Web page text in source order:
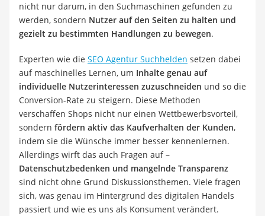
nicht nur darum, in den Suchmaschinen gefunden zu
werden, sondern Nutzer auf den Seiten zu halten und
gezielt zu bestimmten Handlungen zu bewegen.
Experten wie die SEO Agentur Suchhelden setzen dabei
auf maschinelles Lernen, um Inhalte genau auf
individuelle Nutzerinteressen zuzuschneiden und so die
Conversion-Rate zu steigern. Diese Methoden
verschaffen Shops nicht nur einen Wettbewerbsvorteil,
sondern fördern aktiv das Kaufverhalten der Kunden,
indem sie die Wünsche immer besser kennenlernen.
Allerdings wirft das auch Fragen auf –
Datenschutzbedenken und mangelnde Transparenz
sind nicht ohne Grund Diskussionsthemen. Viele fragen
sich, was genau im Hintergrund des digitalen Handels
passiert und wie es uns als Konsument verändert.